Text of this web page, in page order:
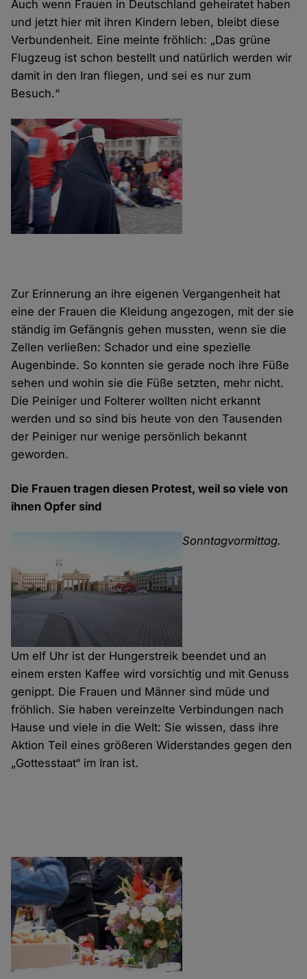
Auch wenn Frauen in Deutschland geheiratet haben
und jetzt hier mit ihren Kindern leben, bleibt diese
Verbundenheit. Eine meinte fröhlich: „Das grüne
Flugzeug ist schon bestellt und natürlich werden wir
damit in den Iran fliegen, und sei es nur zum
Besuch.“
Zur Erinnerung an ihre eigenen Vergangenheit hat
eine der Frauen die Kleidung angezogen, mit der sie
ständig im Gefängnis gehen mussten, wenn sie die
Zellen verließen: Schador und eine spezielle
Augenbinde. So konnten sie gerade noch ihre Füße
sehen und wohin sie die Füße setzten, mehr nicht.
Die Peiniger und Folterer wollten nicht erkannt
werden und so sind bis heute von den Tausenden
der Peiniger nur wenige persönlich bekannt
geworden.
Die Frauen tragen diesen Protest, weil so viele von
ihnen Opfer sind
Sonntagvormittag.
Um elf Uhr ist der Hungerstreik beendet und an
einem ersten Kaffee wird vorsichtig und mit Genuss
genippt. Die Frauen und Männer sind müde und
fröhlich. Sie haben vereinzelte Verbindungen nach
Hause und viele in die Welt: Sie wissen, dass ihre
Aktion Teil eines größeren Widerstandes gegen den
„Gottesstaat“ im Iran ist.